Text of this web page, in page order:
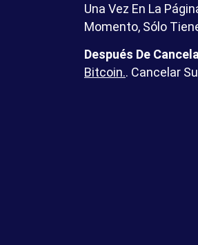
Una Vez En La
Momento, Sólo
Después De
Bitcoin.. Cancelar